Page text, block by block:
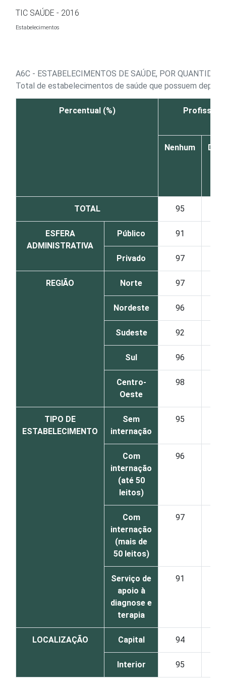
Ir para o conteúdo
TIC SAÚDE - 2016
Estabelecimentos
A6C - ESTABELECIMENTOS DE SAÚDE, POR
Total de estabelecimentos de saúde que possuem
Percentual (%)
Nenhum
De
TOTAL 95
ESFERA
ADMINISTRATIVA
Público 91
Privado 97
REGIÃO Norte 97
Nordeste 96
Sudeste 92
Sul 96
Centro-
Oeste
98
TIPO DE
ESTABELECIMENTO
Sem
internação
95
Com
internação
(até 50
leitos)
96
Com
internação
(mais de
50 leitos)
97
Serviço de
apoio à
diagnose e
terapia
91
LOCALIZAÇÃO Capital 94
Interior 95